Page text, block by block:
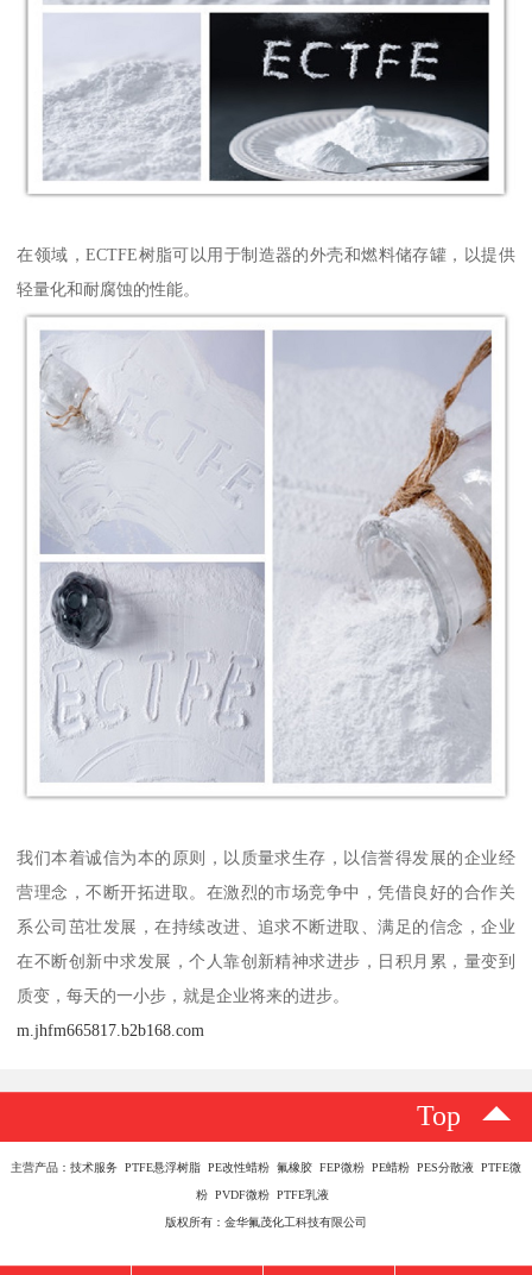
在领域，ECTFE树脂可以用于制造器的外壳和燃料储存罐，以提供
轻量化和耐腐蚀的性能。
我们本着诚信为本的原则，以质量求生存，以信誉得发展的企业经
营理念，不断开拓进取。在激烈的市场竞争中，凭借良好的合作关
系公司茁壮发展，在持续改进、追求不断进取、满足的信念，企业
在不断创新中求发展，个人靠创新精神求进步，日积月累，量变到
质变，每天的一小步，就是企业将来的进步。
m.jhfm665817.b2b168.com
Top
主营产品：技术服务 PTFE悬浮树脂 PE改性蜡粉 氟橡胶 FEP微粉 PE蜡粉 PES分散液 PTFE微
粉 PVDF微粉 PTFE乳液
版权所有：金华氟茂化工科技有限公司